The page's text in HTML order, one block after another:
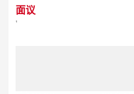
面议
'